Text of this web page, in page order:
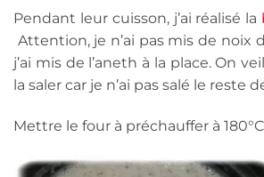
Pendant leur cuisson, j’ai réalisé la
Attention, je n’ai pas mis de noix
j’ai mis de l’aneth à la place. On
la saler car je n’ai pas salé le reste
Mettre le four à préchauffer à